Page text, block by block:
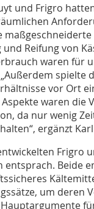
und Frigro
Reifung von
waren für
spielte
vor Ort
waren
da nur wenig
ergänzt
Frigro
Beide
um deren